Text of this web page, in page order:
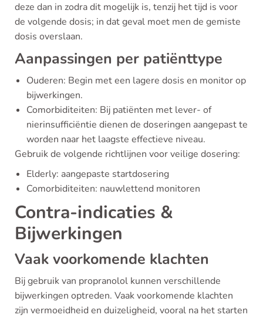
deze dan in zodra dit mogelijk is, tenzij het tijd is voor
de volgende dosis; in dat geval moet men de gemiste
dosis overslaan.
Aanpassingen per patiënttype
Ouderen: Begin met een lagere dosis en monitor op
bijwerkingen.
Comorbiditeiten: Bij patiënten met lever- of
nierinsufficiëntie dienen de doseringen aangepast te
worden naar het laagste effectieve niveau.
Gebruik de volgende richtlijnen voor veilige dosering:
Elderly: aangepaste startdosering
Comorbiditeiten: nauwlettend monitoren
Contra-indicaties &
Bijwerkingen
Vaak voorkomende klachten
Bij gebruik van propranolol kunnen verschillende
bijwerkingen optreden. Vaak voorkomende klachten
zijn vermoeidheid en duizeligheid, vooral na het starten